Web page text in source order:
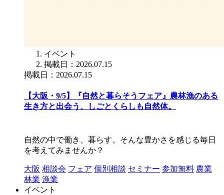
イベント
掲載日：2026.07.15
掲載日：2026.07.15
【大阪・9/5】『自然と暮らそうフェア』農林漁のある
生き方と出会う、しごとくらしも自然体。
自然の中で働き、暮らす。そんな豊かさを感じる毎日
を考えてみませんか？
大阪 相談会 フェア 個別相談 セミナー 参加無料 農業
林業 漁業
イベント